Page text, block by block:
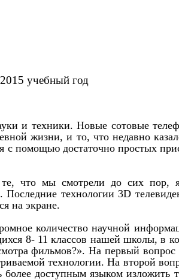
учебный год
и техники. Новые сотовые
жизни, и то, что недавно
помощью достаточно простых
что мы смотрели до сих пор,
технологии 3D
на экране.
количество научной
8- 11 классов нашей школы,
фильмов?». На первый
технологии. На второй
доступным языком изложить